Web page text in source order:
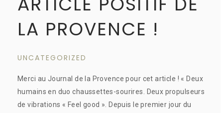
LA PROVENCE !
UNCATEGORIZED
Merci au Journal de la Provence pour cet article ! « Deux
humains en duo chaussettes-sourires. Deux propulseurs
de vibrations « Feel good ». Depuis le premier jour du